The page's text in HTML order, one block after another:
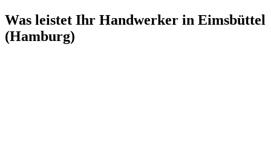
Was leistet Ihr Handwerker in Eimsbüttel
(Hamburg)